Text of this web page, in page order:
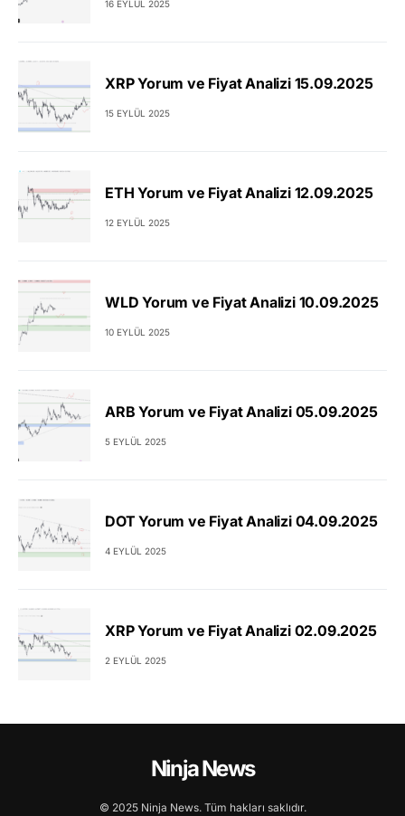
16 EYLÜL 2025
XRP Yorum ve Fiyat Analizi 15.09.2025
15 EYLÜL 2025
ETH Yorum ve Fiyat Analizi 12.09.2025
12 EYLÜL 2025
WLD Yorum ve Fiyat Analizi 10.09.2025
10 EYLÜL 2025
ARB Yorum ve Fiyat Analizi 05.09.2025
5 EYLÜL 2025
DOT Yorum ve Fiyat Analizi 04.09.2025
4 EYLÜL 2025
XRP Yorum ve Fiyat Analizi 02.09.2025
2 EYLÜL 2025
Ninja News
© 2025 Ninja News. Tüm hakları saklıdır.